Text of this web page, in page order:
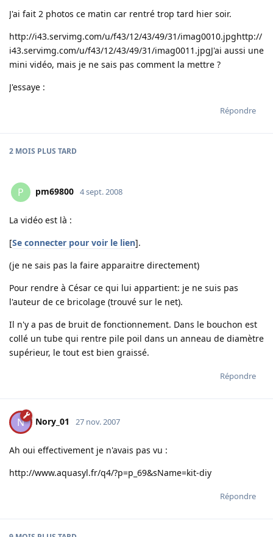
J'ai fait 2 photos ce matin car rentré trop tard hier soir.
http://i43.servimg.com/u/f43/12/43/49/31/imag0010.jpghttp://
i43.servimg.com/u/f43/12/43/49/31/imag0011.jpgJ'ai aussi une
mini vidéo, mais je ne sais pas comment la mettre ?
J'essaye :
Répondre
2 MOIS PLUS TARD
P pm69800 4 sept. 2008
La vidéo est là :
[Se connecter pour voir le lien].
(je ne sais pas la faire apparaitre directement)
Pour rendre à César ce qui lui appartient: je ne suis pas
l'auteur de ce bricolage (trouvé sur le net).
Il n'y a pas de bruit de fonctionnement. Dans le bouchon est
collé un tube qui rentre pile poil dans un anneau de diamètre
supérieur, le tout est bien graissé.
Répondre
N Nory_01 27 nov. 2007
Ah oui effectivement je n'avais pas vu :
http://www.aquasyl.fr/q4/?p=p_69&sName=kit-diy
Répondre